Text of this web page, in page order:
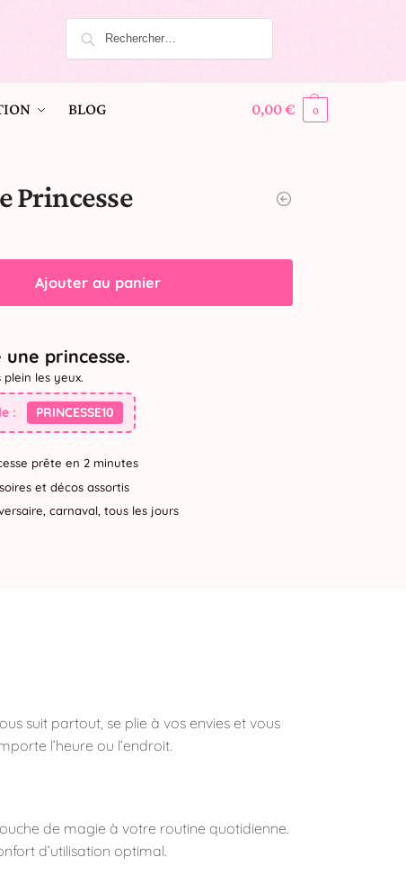
BLOG 0,00€ 0
Princesse
Ajouter au panier
princesse.
plein les yeux.
: PRINCESSE10
prête en 2 minutes
et décos assortis
carnaval, tous les jours
suit partout, se plie à vos envies et vous
l’heure ou l’endroit.
de magie à votre routine quotidienne.
d’utilisation optimal.